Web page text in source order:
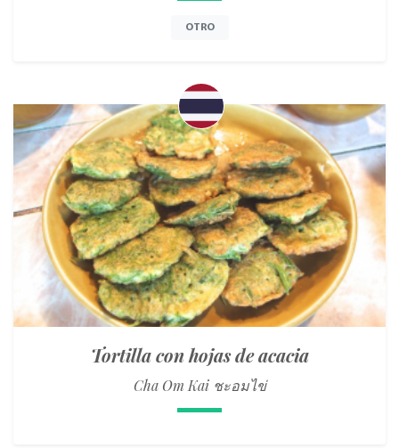
OTRO
Tortilla con hojas de acacia
Cha Om Kai ชะอมไข่